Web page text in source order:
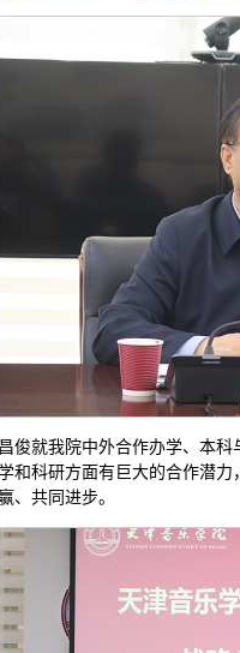
俊就我院中外合作办学、本
和科研方面有巨大的合作潜
、共同进步。